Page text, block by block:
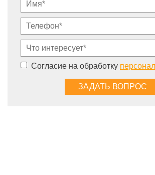
Согласие на обработку